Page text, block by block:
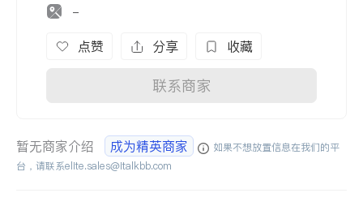
-
点赞 分享 收藏
联系商家
暂无商家介绍 成为精英商家
如果不想放置信息在我们的平
台，请联系elite.sales@italkbb.com